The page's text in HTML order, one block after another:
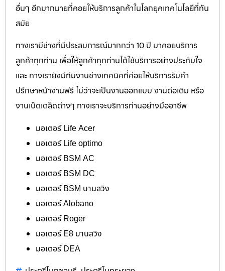
อื่นๆ อีกมากมายที่คอยให้บริการลูกค้าในโลกยุคเทคโนโลยีที่ทัน
สมัย
ทางเรามีช่างที่มีประสบการณ์มากกว่า 10 ปี มาคอยบริการ
ลูกค้าทุกท่าน เพื่อให้ลูกค้าทุกท่านได้ใช้บริการอย่างประทับใจ
และ ทางเรายังมีทีมงานช่างเทคนิคที่ค่อยให้บริการรับคำ
ปรึกษาหน้างานฟรี ไม่ว่าจะเป็นงานออกแบบ งานต่อเติม หรือ
งานเบ็ดเตล็ดต่างๆ ทางเราจะบริการท่านอย่างมืออาชีพ
มอเตอร์ Life Acer
มอเตอร์ Life optimo
มอเตอร์ BSM AC
มอเตอร์ BSM DC
มอเตอร์ BSM บานสวิง
มอเตอร์ Alobano
มอเตอร์ Roger
มอเตอร์ E8 บานสวิง
มอเตอร์ DEA